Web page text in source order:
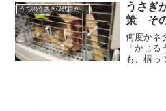
うちのうさぎ(2代目かがり)
うさぎ
策 そ
何度かネ
「かじ
も、構っ
とか、不